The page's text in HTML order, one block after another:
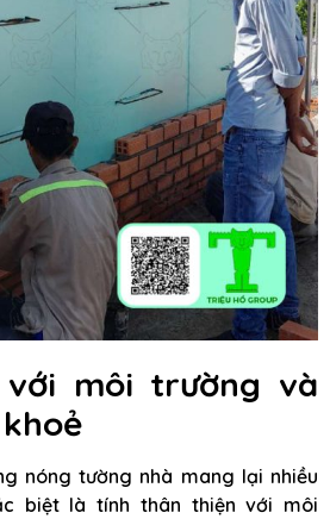
môi trường và
nóng tường nhà mang lại nhiều
biệt là tính thân thiện với môi